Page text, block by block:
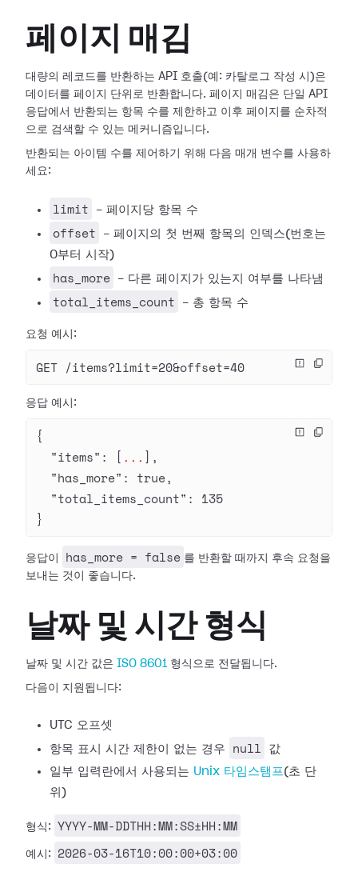
페이지 매김
대량의 레코드를 반환하는 API 호출(예: 카탈로그 작성 시)은
데이터를 페이지 단위로 반환합니다. 페이지 매김은 단일 API
응답에서 반환되는 항목 수를 제한하고 이후 페이지를 순차적
으로 검색할 수 있는 메커니즘입니다.
반환되는 아이템 수를 제어하기 위해 다음 매개 변수를 사용하
세요:
limit - 페이지당 항목 수
offset
- 페이지의 첫 번째 항목의 인덱스(번호는
0부터 시작)
has_more - 다른 페이지가 있는지 여부를 나타냄
total_items_count - 총 항목 수
요청 예시:
GET /items?limit=20&offset=40
응답 예시:
{
  "items"
: [ ... ],
  "has_more"
: true,
  "total_items_count"
: 135
}
응답이 has_more = false 를 반환할 때까지 후속 요청을
보내는 것이 좋습니다.
날짜 및 시간 형식
날짜 및 시간 값은 ISO 8601 형식으로 전달됩니다.
다음이 지원됩니다:
UTC 오프셋
항목 표시 시간 제한이 없는 경우
null
값
일부 입력란에서 사용되는 Unix 타임스탬프(초 단
위)
형식: YYYY-MM-DDTHH:MM:SS±HH:MM
예시: 2026-03-16T10:00:00+03:00